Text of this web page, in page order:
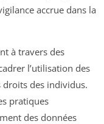
accrue dans la
à travers des
l’utilisation des
droits des individus.
pratiques
des données